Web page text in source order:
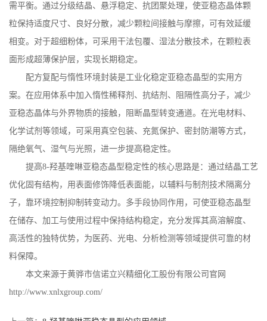
需平衡。通过分级结晶、悬浮稳定、抗团聚处理，使亚稳态晶体颗
粒保持适度尺寸、良好分散，减少颗粒间接触与摩擦，可有效延缓
相变。对于超细粉体，可采用干法包覆、湿法分散技术，在颗粒表
面形成超薄保护层，实现长期稳定。
配方复配与惰性环境封装是工业化稳定亚稳态晶型的实用方
案。在应用体系中加入惰性稀释剂、抗结剂、阻隔性高分子，减少
亚稳态晶体与外界物质的接触，阻断晶型转变通道。在光电材料、
化学试剂等领域，可采用真空包装、充氮保护、密封防潮等方式，
隔绝氧气、湿气与光照，进一步提高稳定性。
提高8-羟基喹啉亚稳态晶型稳定性的核心思路是：通过结晶工艺
优化固有结构，用表面修饰降低表面能，以辅料与制剂技术隔离分
子，靠环境控制抑制转变动力。多手段协同作用，可使亚稳态晶型
在储存、加工与使用过程中保持结构稳定，充分发挥其高溶解度、
高活性的独特优势，为医药、光电、分析检测等领域提供可靠的材
料保障。
本文来源于黄骅市信诺立兴精细化工股份有限公司官网
http://www.xnlxgroup.com/